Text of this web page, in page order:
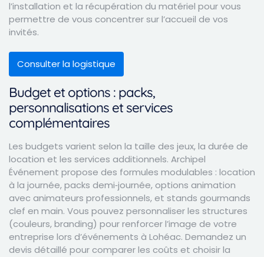
l’installation et la récupération du matériel pour vous
permettre de vous concentrer sur l’accueil de vos
invités.
Consulter la logistique
Budget et options : packs,
personnalisations et services
complémentaires
Les budgets varient selon la taille des jeux, la durée de
location et les services additionnels. Archipel
Événement propose des formules modulables : location
à la journée, packs demi‑journée, options animation
avec animateurs professionnels, et stands gourmands
clef en main. Vous pouvez personnaliser les structures
(couleurs, branding) pour renforcer l’image de votre
entreprise lors d’événements à Lohéac. Demandez un
devis détaillé pour comparer les coûts et choisir la